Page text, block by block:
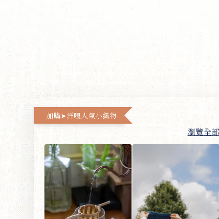
加購➤洋嘎人氣小織物
瀏覽全